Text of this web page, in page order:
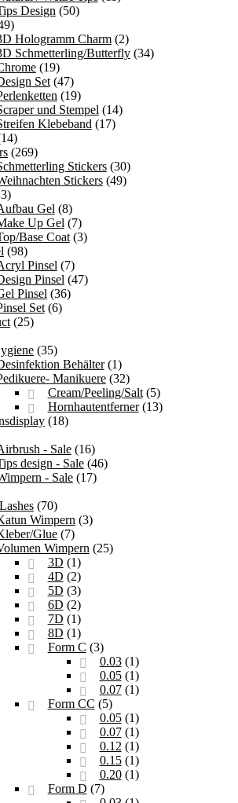
Design (50)
Hologramm Charm (2)
Schmetterling/Butterfly (34)
(19)
Set (47)
(19)
und Stempel (14)
Klebeband (17)
(269)
Stickers (30)
Stickers (49)
Gel (8)
Up Gel (7)
Base Coat (3)
(98)
Pinsel (7)
Pinsel (47)
Pinsel (36)
Set (6)
(25)
(35)
Behälter (1)
Manikuere (32)
Cream/Peeling/Salt (5)
Hornhautentferner (13)
(18)
- Sale (16)
design - Sale (46)
- Sale (17)
(70)
Wimpern (3)
Glue (7)
Wimpern (25)
3D (1)
4D (2)
5D (3)
6D (2)
7D (1)
8D (1)
Form C (3)
0.03 (1)
0.05 (1)
0.07 (1)
Form CC (5)
0.05 (1)
0.07 (1)
0.12 (1)
0.15 (1)
0.20 (1)
Form D (7)